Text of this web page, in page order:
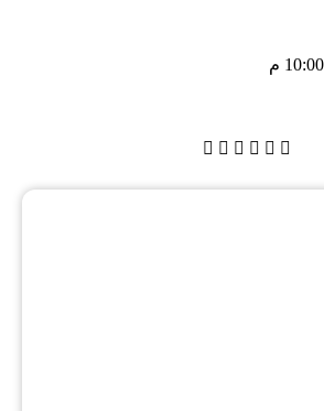





